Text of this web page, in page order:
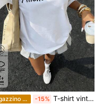
Magazzino EU -15% T-shirt vintage da donna 100% cotone a maniche corte, su misura, nera, top traspirante